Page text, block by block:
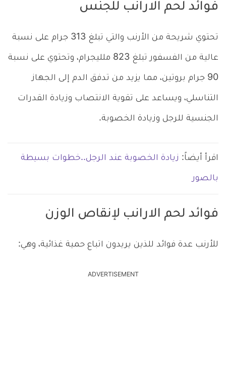
فوائد لحم الارانب للجنس
تحتوي شريحة من الأرنب والتي تبلغ 313 جرام على نسبة
عالية من الفسفور تبلغ 823 ملليجرام، وتحتوي على نسبة
90 جرام بروتين، مما يزيد من تدفق الدم إلى الجهاز
التناسلي، ويساعد على تقوية الانتصاب وزيادة القدرات
الجنسية للرجل وزيادة الخصوبة.
اقرأ أيضاً: زيادة الخصوبة عند الرجل..خطوات بسيطة
بالصور
فوائد لحم الارانب لإنقاص الوزن
للأرنب عدة فوائد للذين يريدون اتباع حمية غذائية، وهي:
ADVERTISEMENT